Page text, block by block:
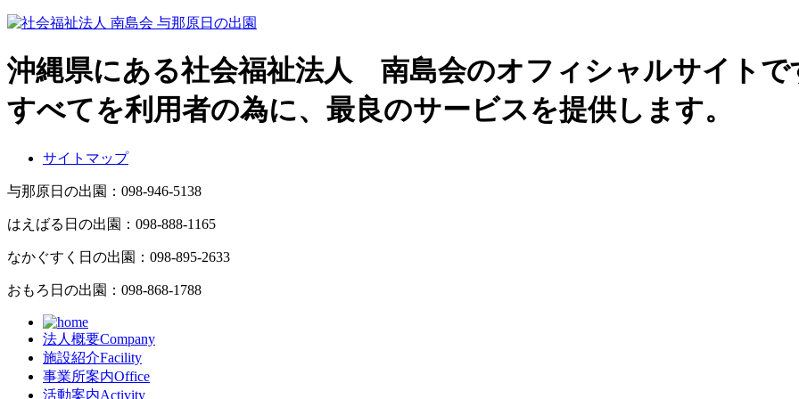
沖縄県にある社会福祉法人 南島会のオフィシャルサイトで
すべてを利用者の為に、最良のサービスを提供します。
サイトマップ
与那原日の出園： 098-946-5138
はえばる日の出園： 098-888-1165
なかぐすく日の出園： 098-895-2633
おもろ日の出園： 098-868-1788
法人概要Company
施設紹介Facility
事業所案内Office
活動案内Activity